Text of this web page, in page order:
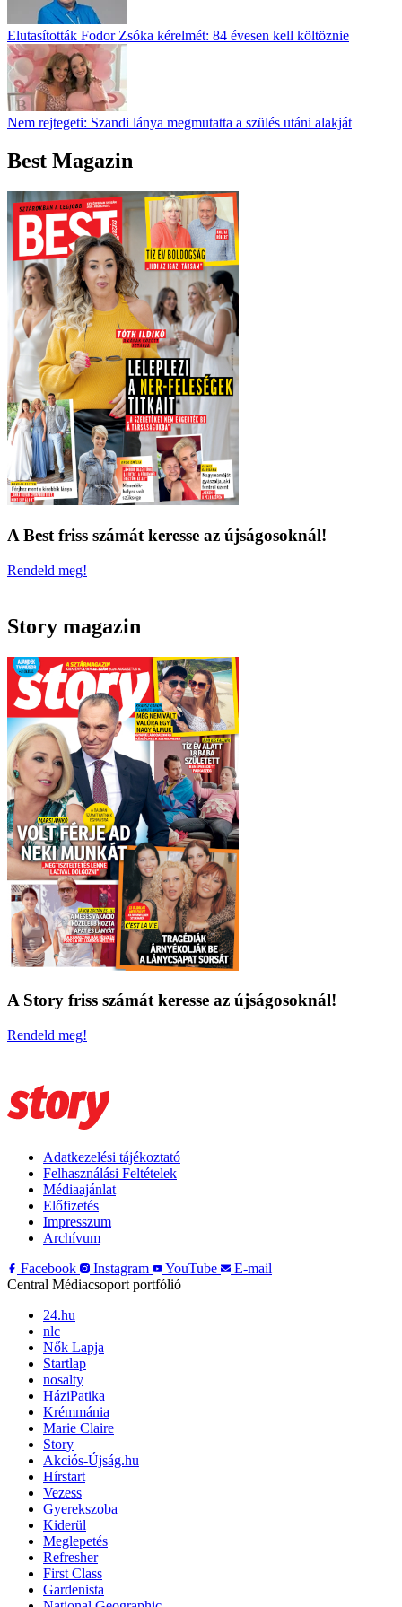
Elutasították Fodor Zsóka kérelmét: 84 évesen kell költöznie
Nem rejtegeti: Szandi lánya megmutatta a szülés utáni alakját
Best Magazin
A Best friss számát keresse az újságosoknál!
Rendeld meg!
Story magazin
A Story friss számát keresse az újságosoknál!
Rendeld meg!
Adatkezelési tájékoztató
Felhasználási Feltételek
Médiaajánlat
Előfizetés
Impresszum
Archívum
Facebook
Instagram YouTube
E-mail
Central Médiacsoport portfólió
24.hu
nlc
Nők Lapja
Startlap
nosalty
HáziPatika
Krémmánia
Marie Claire
Story
Akciós-Újság.hu
Hírstart
Vezess
Gyerekszoba
Kiderül
Meglepetés
Refresher
First Class
Gardenista